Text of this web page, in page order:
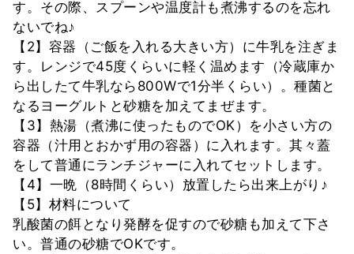
す。その際、スプーンや温度計も煮沸するのを忘れ
ないでね♪
【2】容器（ご飯を入れる大きい方）に牛乳を注ぎま
す。レンジで45度くらいに軽く温めます（冷蔵庫か
ら出したて牛乳なら800Wで1分半くらい）。種菌と
なるヨーグルトと砂糖を加えてまぜます。
【3】熱湯（煮沸に使ったものでOK）を小さい方の
容器（汁用とおかず用の容器）に入れます。其々蓋
をして普通にランチジャーに入れてセットします。
【4】一晩（8時間くらい）放置したら出来上がり♪
【5】材料について
乳酸菌の餌となり発酵を促すので砂糖も加えて下さ
い。普通の砂糖でOKです。